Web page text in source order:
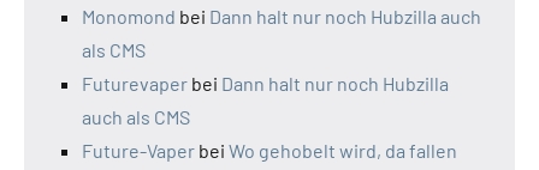
Monomond bei Dann halt nur noch Hubzilla auch
als CMS
Futurevaper bei Dann halt nur noch Hubzilla
auch als CMS
Future-Vaper bei Wo gehobelt wird, da fallen